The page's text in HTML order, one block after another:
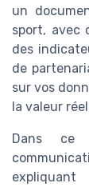
un
sport, avec
des
de
sur vos
la valeur
Dans ce